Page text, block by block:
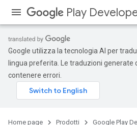
Play
Google utilizza la tecnologia AI per
lingua preferita. Le traduzioni generate
contenere errori.
Home page Prodotti Google Play